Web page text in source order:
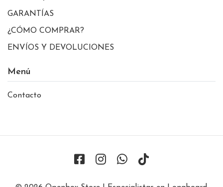
GARANTÍAS
¿CÓMO COMPRAR?
ENVÍOS Y DEVOLUCIONES
Menú
Contacto